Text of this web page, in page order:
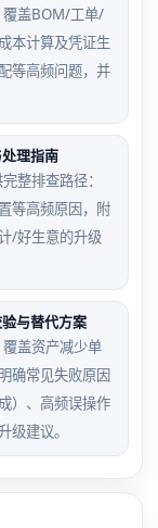
覆盖BOM/工单/
本计算及凭证生
等高频问题，并
理指南
整排查路径：
等高频原因，附
/好生意的升级
与替代方案
盖资产减少单
确常见失败原因
）、高频误操作
级建议。